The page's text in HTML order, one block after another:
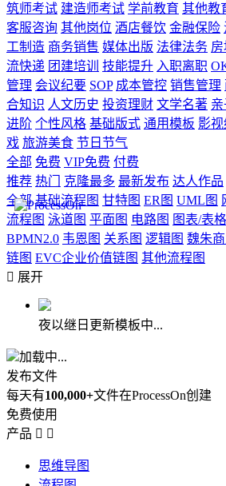
筑师考试 建造师考试 学前教育 其他教
客服咨询 其他岗位 酒店餐饮 金融保险
工制造 商务销售 媒体出版 法律法务
流快递 团建培训 技能提升 入职离职
管理 会议纪要 SOP 成本管控 销售管理
合知识 人文历史 投资理财 文学名著
进阶 个性风格 基础版式 通用模板 影
戏 旅游美食 节日节气
全部 免费 VIP免费 付费
推荐 热门 克隆最多 最新发布 达人作品
全部 基础流程图 甘特图 ER图 UML图
流程图 泳道图 平面图 电路图 图表/表格
BPMN2.0 韦恩图 关系图 逻辑图 魏朱
链图 EVC企业价值链图 其他流程图
 展开
夜以继日更新模板中...
加载中...
发布文件
每天有100,000+文件在ProcessOn创建
免费使用
产品  
思维导图